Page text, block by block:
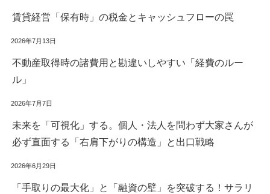
賃貸経営「保有時」の税金とキャッシュフローの罠
2026年7月13日
不動産取得時の諸費用と勘違いしやすい「経費のルー
ル」
2026年7月7日
未来を「可視化」する。個人・法人を問わず大家さんが
必ず直面する「右肩下がりの構造」と出口戦略
2026年6月29日
「手取りの最大化」と「融資の壁」を突破する！サラリ